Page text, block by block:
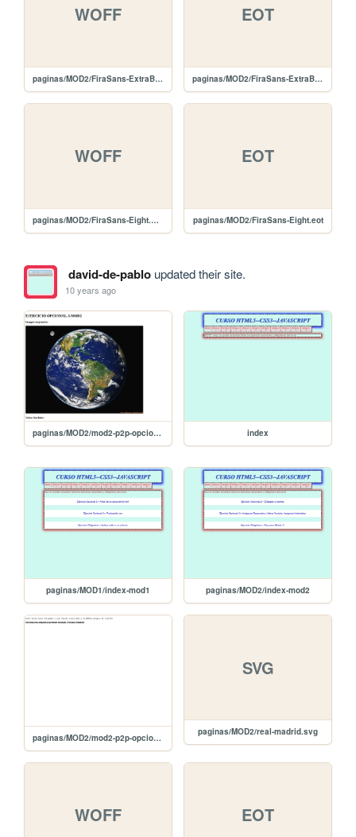
WOFF
paginas/MOD2/FiraSans-ExtraBoldItalic.woff
EOT
paginas/MOD2/FiraSans-ExtraBoldItalic.eot
WOFF
paginas/MOD2/FiraSans-Eight.woff
EOT
paginas/MOD2/FiraSans-Eight.eot
david-de-pabloupdated their site.
10 years ago
paginas/MOD2/mod2-p2p-opcional3 index
paginas/MOD1/index-mod1 paginas/MOD2/index-mod2
paginas/MOD2/mod2-p2p-opcional2
SVG
paginas/MOD2/real-madrid.svg
WOFF EOT